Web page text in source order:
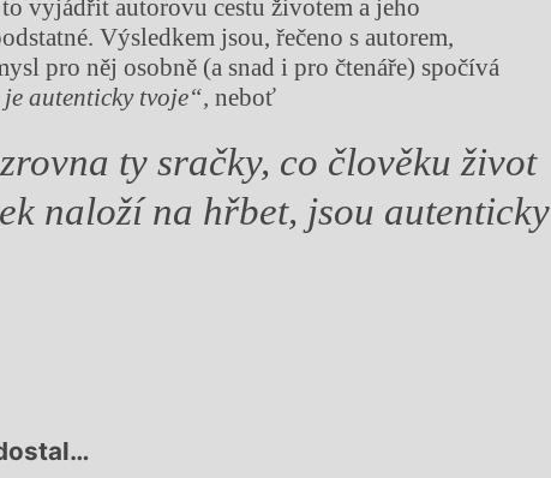
vyjádřit autorovu cestu životem a jeho
Výsledkem jsou, řečeno s autorem,
pro něj osobně (a snad i pro čtenáře) spočívá
je autenticky tvoje“,neboť
ty sračky, co člověku život
naloží na hřbet, jsou autenticky